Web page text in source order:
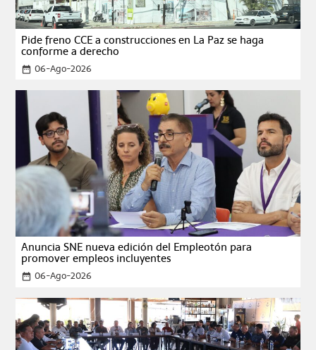
Pide freno CCE a construcciones en La Paz se haga
conforme a derecho
date_range 06-Ago-2026
Anuncia SNE nueva edición del Empleotón para
promover empleos incluyentes
date_range 06-Ago-2026